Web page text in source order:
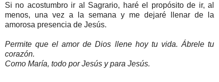
Si no acostumbro ir al Sagrario, haré el propósito de ir, al
menos, una vez a la semana y me dejaré llenar de la
amorosa presencia de Jesús.
Permite que el amor de Dios llene hoy tu vida. Ábrele tu
corazón.
Como María, todo por Jesús y para Jesús.